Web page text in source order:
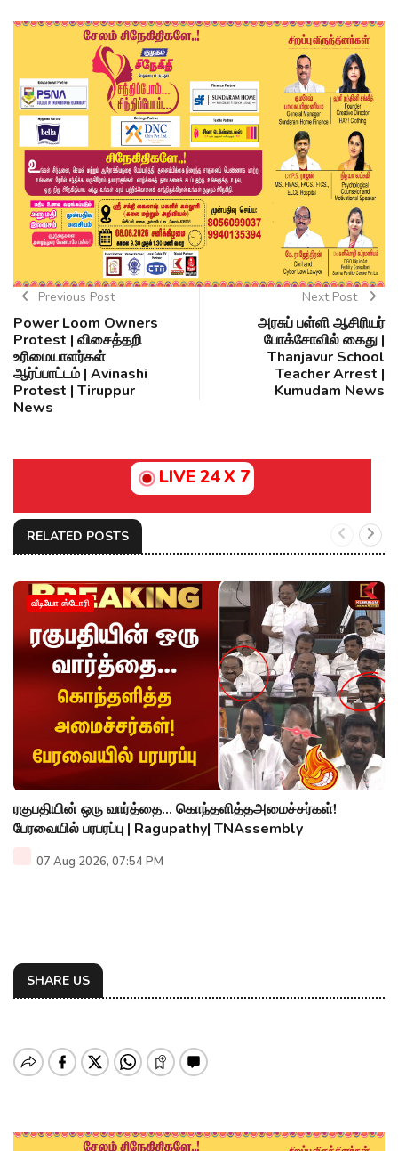
Previous Post
Power Loom Owners
Protest | விசைத்தறி
உரிமையாளர்கள்
ஆர்ப்பாட்டம் | Avinashi
Protest | Tiruppur
News
Next Post
அரசுப் பள்ளி ஆசிரியர்
போக்சோவில் கைது |
Thanjavur School
Teacher Arrest |
Kumudam News
LIVE 24 X 7
RELATED POSTS
வீடியோ ஸ்டோரி
ரகுபதியின் ஒரு வார்த்தை... கொந்தளித்தஅமைச்சர்கள்!
பேரவையில் பரபரப்பு | Ragupathy| TNAssembly
07 Aug 2026, 07:54 PM
SHARE US